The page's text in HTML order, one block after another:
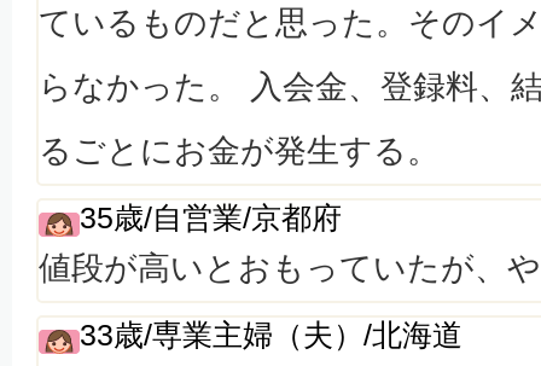
ているものだと思った。そのイ
らなかった。 入会金、登録料、
るごとにお金が発生する。
35歳/自営業/京都府
値段が高いとおもっていたが、
33歳/専業主婦（夫）/北海道